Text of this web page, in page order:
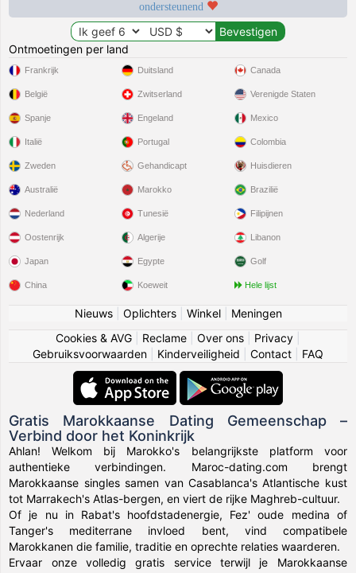
ondersteunend
Ontmoetingen per land
Frankrijk
België
Spanje
Italië
Zweden
Duitsland
Zwitserland
Engeland
Portugal
Gehandicapt
Canada
Verenigde Staten
Mexico
Colombia
Huisdieren
Australië
Nederland
Oostenrijk
Japan
China
Marokko
Tunesië
Algerije
Egypte
Koeweit
Brazilië
Filipijnen
Libanon
Golf
Hele lijst
Nieuws| Oplichters| Winkel| Meningen
Cookies & AVG
Reclame Over ons Privacy
Gebruiksvoorwaarden
Kinderveiligheid Contact FAQ
Gratis Marokkaanse Dating Gemeenschap –
Verbind door het Koninkrijk
Ahlan! Welkom bij Marokko's belangrijkste platform voor
authentieke verbindingen. Maroc-dating.com brengt
Marokkaanse singles samen van Casablanca's Atlantische kust
tot Marrakech's Atlas-bergen, en viert de rijke Maghreb-cultuur.
Of je nu in Rabat's hoofdstadenergie, Fez' oude medina of
Tanger's mediterrane invloed bent, vind compatibele
Marokkanen die familie, traditie en oprechte relaties waarderen.
Ervaar onze volledig gratis service terwijl je Marokkaanse